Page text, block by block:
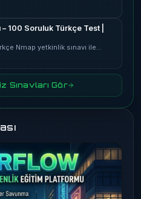
– 100 Soruluk Türkçe Test |
Nmap yetkinlik sınavı ile…
Sınavları Gör